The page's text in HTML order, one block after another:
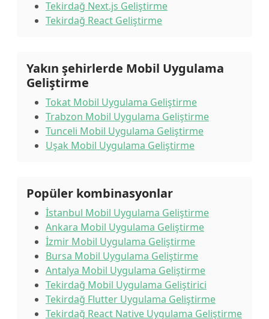
Tekirdağ Next.js Geliştirme
Tekirdağ React Geliştirme
Yakın şehirlerde Mobil Uygulama
Geliştirme
Tokat Mobil Uygulama Geliştirme
Trabzon Mobil Uygulama Geliştirme
Tunceli Mobil Uygulama Geliştirme
Uşak Mobil Uygulama Geliştirme
Popüler kombinasyonlar
İstanbul Mobil Uygulama Geliştirme
Ankara Mobil Uygulama Geliştirme
İzmir Mobil Uygulama Geliştirme
Bursa Mobil Uygulama Geliştirme
Antalya Mobil Uygulama Geliştirme
Tekirdağ Mobil Uygulama Geliştirici
Tekirdağ Flutter Uygulama Geliştirme
Tekirdağ React Native Uygulama Geliştirme